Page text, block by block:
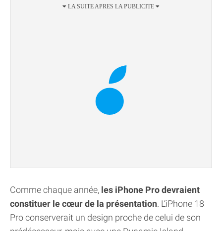
Comme chaque année, les iPhone Pro devraient
constituer le cœur de la présentation. L’iPhone 18
Pro conserverait un design proche de celui de son